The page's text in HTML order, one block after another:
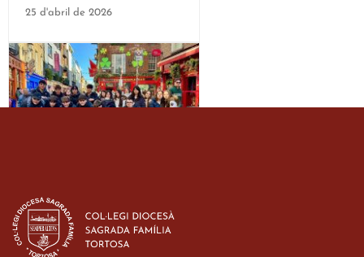
25 d'abril de 2026
d’ESO-BSD a Irlanda
23 de març de 2026